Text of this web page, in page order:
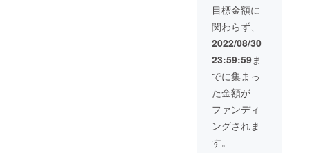
にて調
整いた
しま
す。 ※
基づく
医療、
診療行
為では
ござい
ませ
ん。 ※
イン(対
面でも
可) 時
間：40
分間×2
回（質
疑応答
は別時
間設け
ます）
■実技
内容：
る権利
です。
施術時
間は90
分。 10
名様限
定で
す。 リ
ターン
施術は
基本的
に八女
目標金額に
関わらず、
2022/08/30
23:59:59ま
でに集まっ
た金額が
ファンディ
ングされま
す。